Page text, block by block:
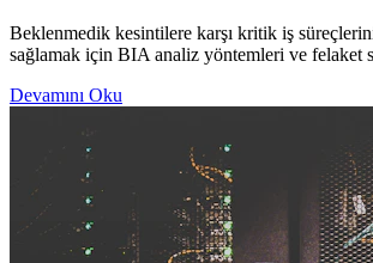
Beklenmedik kesintilere karşı kritik iş
sağlamak için BIA analiz yöntemleri ve felaket
Devamını Oku